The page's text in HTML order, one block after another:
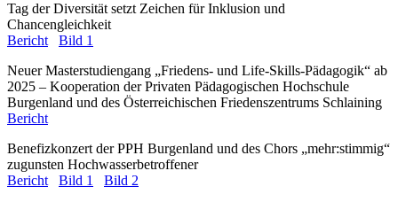
Tag der Diversität setzt Zeichen für Inklusion und
Chancengleichkeit
Bericht
Bild 1
Neuer Masterstudiengang „Friedens- und Life-Skills-Pädagogik“ ab
2025 – Kooperation der Privaten Pädagogischen Hochschule
Burgenland und des Österreichischen Friedenszentrums Schlaining
Bericht
Benefizkonzert der PPH Burgenland und des Chors „mehr:stimmig“
zugunsten Hochwasserbetroffener
Bericht
Bild 1
Bild 2